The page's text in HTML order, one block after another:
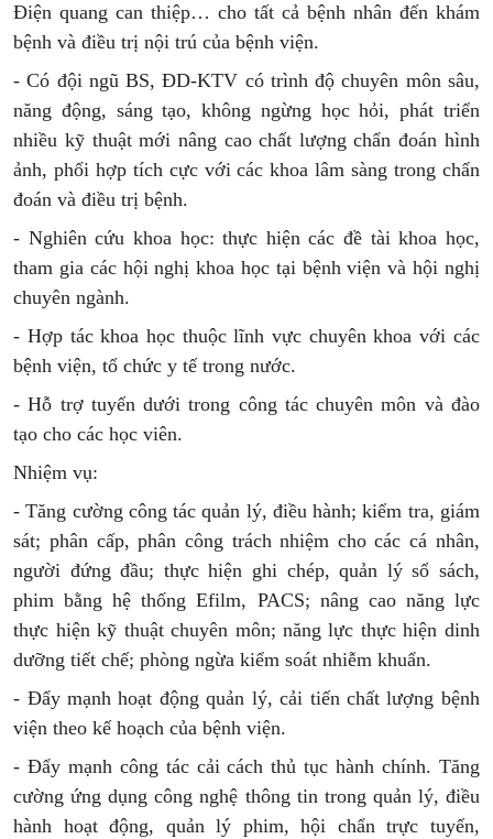
Điện quang can thiệp… cho tất cả bệnh nhân đến khám
bệnh và điều trị nội trú của bệnh viện.
- Có đội ngũ BS, ĐD-KTV có trình độ chuyên môn sâu,
năng động, sáng tạo, không ngừng học hỏi, phát triển
nhiều kỹ thuật mới nâng cao chất lượng chẩn đoán hình
ảnh, phối hợp tích cực với các khoa lâm sàng trong chẩn
đoán và điều trị bệnh.
- Nghiên cứu khoa học: thực hiện các đề tài khoa học,
tham gia các hội nghị khoa học tại bệnh viện và hội nghị
chuyên ngành.
- Hợp tác khoa học thuộc lĩnh vực chuyên khoa với các
bệnh viện, tổ chức y tế trong nước.
- Hỗ trợ tuyến dưới trong công tác chuyên môn và đào
tạo cho các học viên.
Nhiệm vụ:
- Tăng cường công tác quản lý, điều hành; kiểm tra, giám
sát; phân cấp, phân công trách nhiệm cho các cá nhân,
người đứng đầu; thực hiện ghi chép, quản lý sổ sách,
phim bằng hệ thống Efilm, PACS; nâng cao năng lực
thực hiện kỹ thuật chuyên môn; năng lực thực hiện dinh
dưỡng tiết chế; phòng ngừa kiểm soát nhiễm khuẩn.
- Đẩy mạnh hoạt động quản lý, cải tiến chất lượng bệnh
viện theo kế hoạch của bệnh viện.
- Đẩy mạnh công tác cải cách thủ tục hành chính. Tăng
cường ứng dụng công nghệ thông tin trong quản lý, điều
hành hoạt động, quản lý phim, hội chẩn trực tuyến,